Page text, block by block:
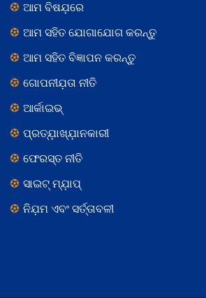
ଆମ ବିଷଯ଼ରେ
ଆମ ସହିତ ଯୋଗାଯୋଗ କରନ୍ତୁ
ଆମ ସହିତ ବିଜ୍ଞାପନ କରନ୍ତୁ
ଗୋପନୀଯ଼ତା ନୀତି
ଆର୍କାଇଭ୍
ପ୍ରତ୍ଯ଼ାଖ୍ଯ଼ାନକାରୀ
ଫେରସ୍ତ ନୀତି
ସାଇଟ୍ ମ୍ଯ଼ାପ୍
ନିଯ଼ମ ଏବଂ ସର୍ତ୍ତାବଳୀ